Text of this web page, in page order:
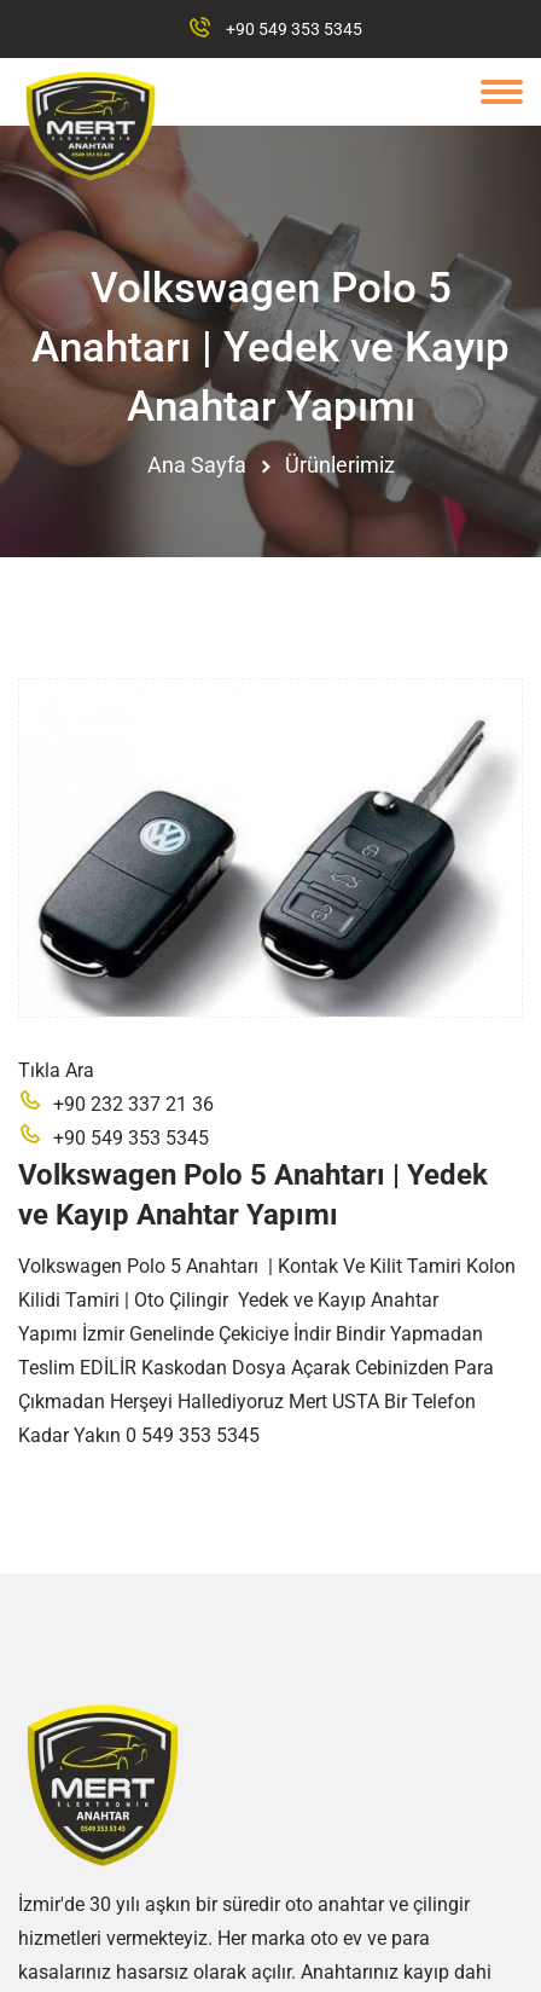
+90 549 353 5345
Volkswagen Polo 5
Anahtarı | Yedek ve Kayıp
Anahtar Yapımı
Ana Sayfa Ürünlerimiz
Tıkla Ara
+90 232 337 21 36
+90 549 353 5345
Volkswagen Polo 5 Anahtarı | Yedek
ve Kayıp Anahtar Yapımı
Volkswagen Polo 5 Anahtarı | Kontak Ve Kilit Tamiri Kolon
Kilidi Tamiri | Oto Çilingir Yedek ve Kayıp Anahtar
Yapımı İzmir Genelinde Çekiciye İndir Bindir Yapmadan
Teslim EDİLİR Kaskodan Dosya Açarak Cebinizden Para
Çıkmadan Herşeyi Hallediyoruz Mert USTA Bir Telefon
Kadar Yakın 0 549 353 5345
İzmir'de 30 yılı aşkın bir süredir oto anahtar ve çilingir
hizmetleri vermekteyiz. Her marka oto ev ve para
kasalarınız hasarsız olarak açılır. Anahtarınız kayıp dahi